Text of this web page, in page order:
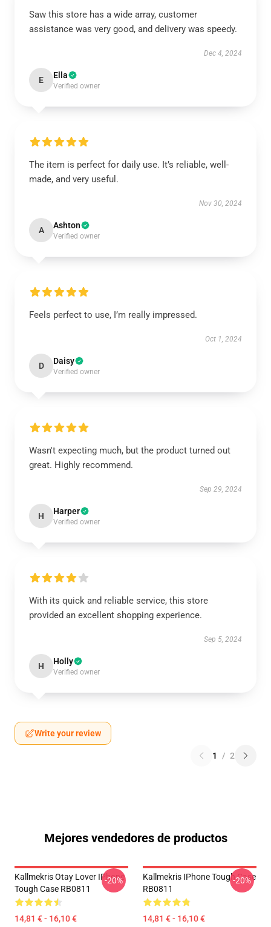
Saw this store has a wide array, customer
assistance was very good, and delivery was speedy.
Dec 4, 2024
E Ella
Verified owner
The item is perfect for daily use. It’s reliable, well-
made, and very useful.
Nov 30, 2024
A Ashton
Verified owner
Feels perfect to use, I’m really impressed.
Oct 1, 2024
D Daisy
Verified owner
Wasn't expecting much, but the product turned out
great. Highly recommend.
Sep 29, 2024
H Harper
Verified owner
With its quick and reliable service, this store
provided an excellent shopping experience.
Sep 5, 2024
H Holly
Verified owner
Write your review
1 / 2
Mejores vendedores de productos
Kallmekris Otay Lover IPhone
Tough Case RB0811
14,81 € - 16,10 €
-20%
Kallmekris IPhone Tough Case
RB0811
14,81 € - 16,10 €
-20%